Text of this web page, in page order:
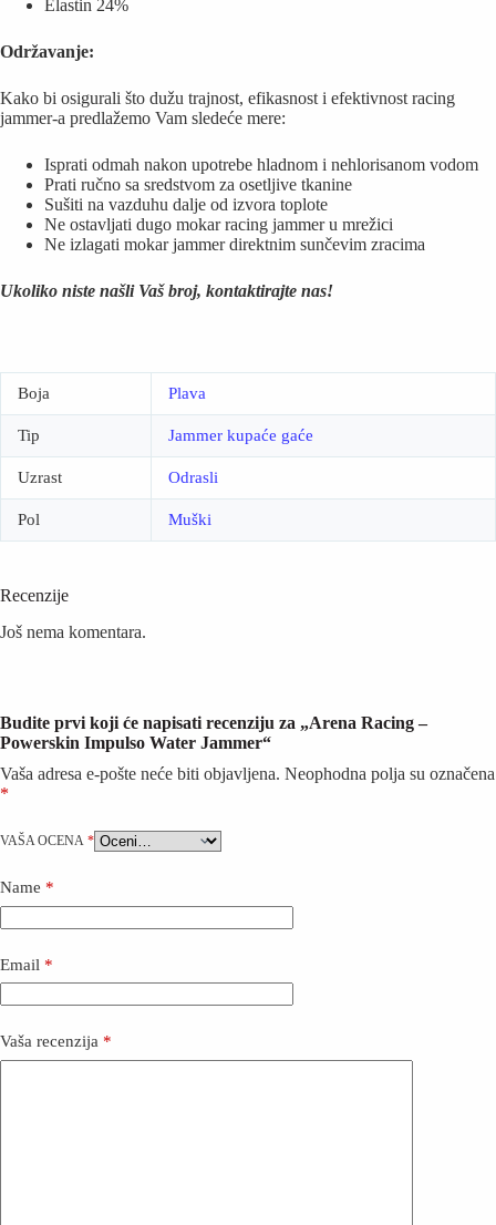
Elastin 24%
Održavanje:
Kako bi osigurali što dužu trajnost, efikasnost i efektivnost racing
jammer-a predlažemo Vam sledeće mere:
Isprati odmah nakon upotrebe hladnom i nehlorisanom vodom
Prati ručno sa sredstvom za osetljive tkanine
Sušiti na vazduhu dalje od izvora toplote
Ne ostavljati dugo mokar racing jammer u mrežici
Ne izlagati mokar jammer direktnim sunčevim zracima
Ukoliko niste našli Vaš broj, kontaktirajte nas!
Boja Plava
Tip Jammer kupaće gaće
Uzrast Odrasli
Pol Muški
Recenzije
Još nema komentara.
Budite prvi koji će napisati recenziju za „Arena Racing –
Powerskin Impulso Water Jammer“
Vaša adresa e-pošte neće biti objavljena. Neophodna polja su označena
*
VAŠA OCENA *
Name *
Email *
Vaša recenzija *